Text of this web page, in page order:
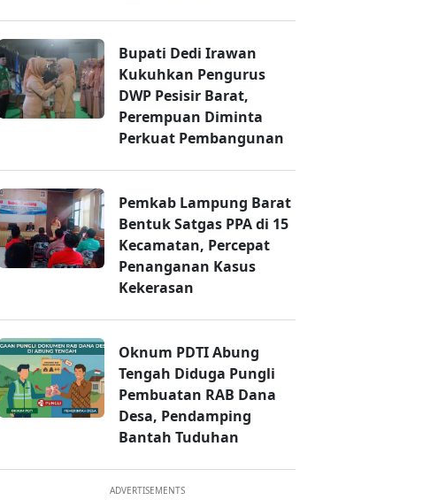
Bupati Dedi Irawan
Kukuhkan Pengurus
DWP Pesisir Barat,
Perempuan Diminta
Perkuat Pembangunan
Pemkab Lampung Barat
Bentuk Satgas PPA di 15
Kecamatan, Percepat
Penanganan Kasus
Kekerasan
Oknum PDTI Abung
Tengah Diduga Pungli
Pembuatan RAB Dana
Desa, Pendamping
Bantah Tuduhan
ADVERTISEMENTS